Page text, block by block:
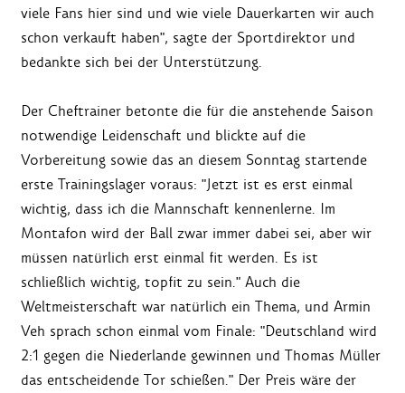
viele Fans hier sind und wie viele Dauerkarten wir auch
schon verkauft haben", sagte der Sportdirektor und
bedankte sich bei der Unterstützung.
Der Cheftrainer betonte die für die anstehende Saison
notwendige Leidenschaft und blickte auf die
Vorbereitung sowie das an diesem Sonntag startende
erste Trainingslager voraus: "Jetzt ist es erst einmal
wichtig, dass ich die Mannschaft kennenlerne. Im
Montafon wird der Ball zwar immer dabei sei, aber wir
müssen natürlich erst einmal fit werden. Es ist
schließlich wichtig, topfit zu sein." Auch die
Weltmeisterschaft war natürlich ein Thema, und Armin
Veh sprach schon einmal vom Finale: "Deutschland wird
2:1 gegen die Niederlande gewinnen und Thomas Müller
das entscheidende Tor schießen." Der Preis wäre der